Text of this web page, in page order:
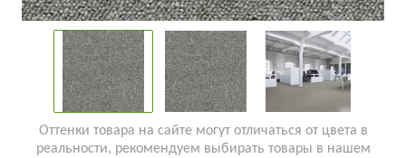
Оттенки товара на сайте могут отличаться от цвета в
реальности, рекомендуем выбирать товары в нашем